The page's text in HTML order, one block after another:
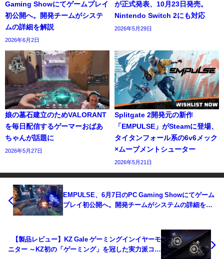
Gaming Showにてゲームプレイ
初公開へ。開発チームがシステ
ムの詳細を解説
2026年6月2日
が正式発表、10月23日発売。
Nintendo Switch 2にも対応
2026年5月29日
娘の墓石建立のためVALORANT
を毎日配信するゲーマーおばあ
ちゃんが話題に
2026年5月27日
Splitgate 2開発元の新作
「EMPULSE」がSteamに登場、
タイタンフォール系の6v6メック
×ムーブメントシューター
2026年5月21日
EMPULSE、6月7日のPC Gaming Showにてゲーム
プレイ初公開へ。開発チームがシステムの詳細を解
【製品レビュー】KZ Gale ゲーミングインイヤーモ
ニター ～KZ初の「ゲーミング」を冠した実力派コス